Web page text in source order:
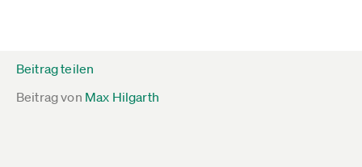
Beitrag teilen
Beitrag von Max Hilgarth